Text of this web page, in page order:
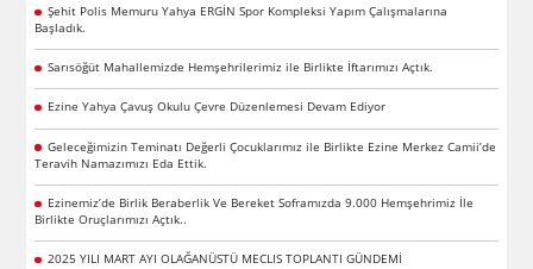
Şehit Polis Memuru Yahya ERGİN Spor Kompleksi Yapım Çalışmalarına
Başladık.
Sarısöğüt Mahallemizde Hemşehrilerimiz ile Birlikte İftarımızı Açtık.
Ezine Yahya Çavuş Okulu Çevre Düzenlemesi Devam Ediyor
Geleceğimizin Teminatı Değerli Çocuklarımız ile Birlikte Ezine Merkez Camii’de
Teravih Namazımızı Eda Ettik.
Ezinemiz’de Birlik Beraberlik Ve Bereket Soframızda 9.000 Hemşehrimiz İle
Birlikte Oruçlarımızı Açtık..
2025 YILI MART AYI OLAĞANÜSTÜ MECLIS TOPLANTI GÜNDEMİ